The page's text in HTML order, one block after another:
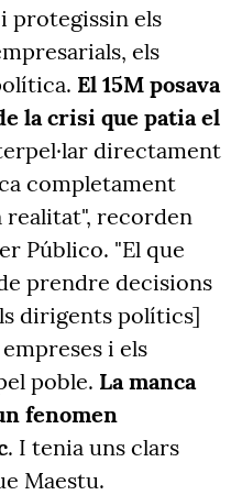
protegissin els
els
El 15M posava
la crisi que patia el
directament
completament
realitat", recorden
Público. "El que
prendre decisions
dirigents polítics]
i els
poble. La manca
fenomen
. I tenia uns clars
Maestu.